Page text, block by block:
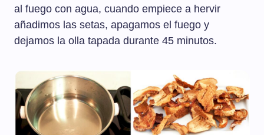
al fuego con agua, cuando empiece a hervir
añadimos las setas, apagamos el fuego y
dejamos la olla tapada durante 45 minutos.